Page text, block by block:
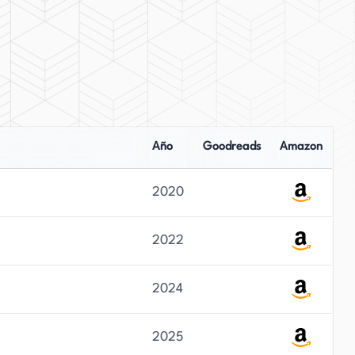
Año Goodreads Amazon
2020
2022
2024
2025